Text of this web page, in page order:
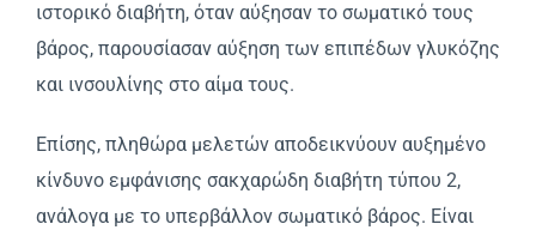
ιστορικό διαβήτη, όταν αύξησαν το σωματικό τους
βάρος, παρουσίασαν αύξηση των επιπέδων γλυκόζης
και ινσουλίνης στο αίμα τους.
Επίσης, πληθώρα μελετών αποδεικνύουν αυξημένο
κίνδυνο εμφάνισης σακχαρώδη διαβήτη τύπου 2,
ανάλογα με το υπερβάλλον σωματικό βάρος. Είναι